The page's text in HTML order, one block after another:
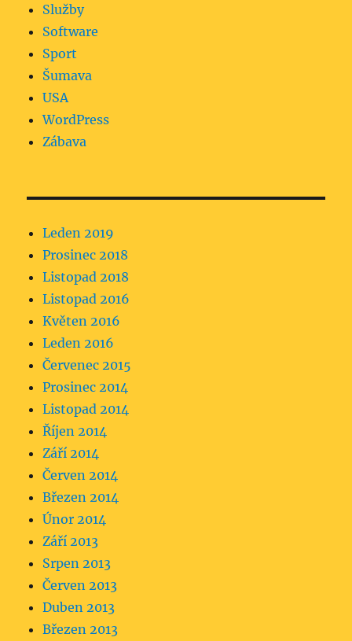
Služby
Software
Sport
Šumava
USA
WordPress
Zábava
Leden 2019
Prosinec 2018
Listopad 2018
Listopad 2016
Květen 2016
Leden 2016
Červenec 2015
Prosinec 2014
Listopad 2014
Říjen 2014
Září 2014
Červen 2014
Březen 2014
Únor 2014
Září 2013
Srpen 2013
Červen 2013
Duben 2013
Březen 2013